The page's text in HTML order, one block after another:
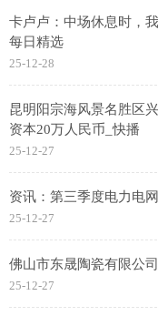
卡卢卢：中场休息时，
每日精选
25-12-28
昆明阳宗海风景名胜区
资本20万人民币_快播
25-12-27
资讯：第三季度电力电
25-12-27
佛山市东晟陶瓷有限公
25-12-27